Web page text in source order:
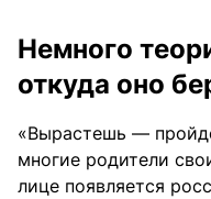
Немного
откуда оно
«Вырастешь —
многие родители
лице появляется